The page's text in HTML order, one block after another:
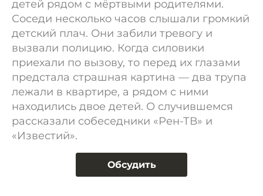
детей рядом с мёртвыми родителями.
Соседи несколько часов слышали громкий
детский плач. Они забили тревогу и
вызвали полицию. Когда силовики
приехали по вызову, то перед их глазами
предстала страшная картина — два трупа
лежали в квартире, а рядом с ними
находились двое детей. О случившемся
рассказали собеседники «Рен-ТВ» и
«Известий».
Обсудить